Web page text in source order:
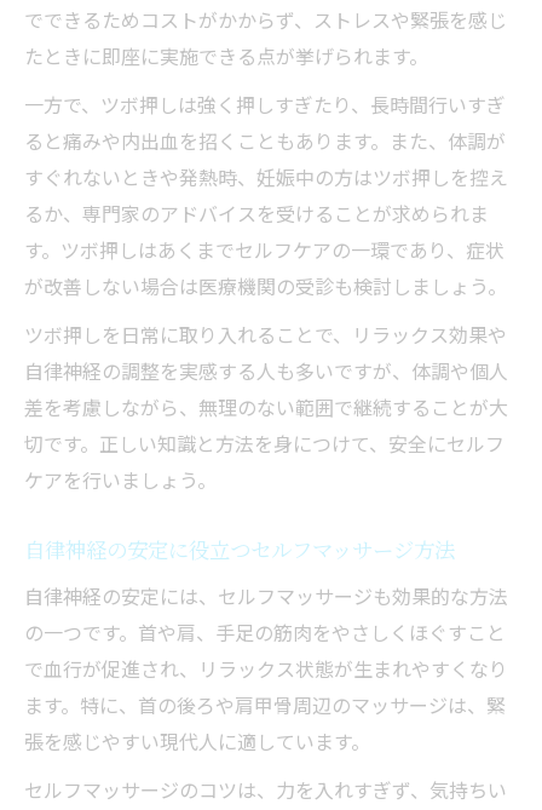
でできるためコストがかからず、ストレスや緊張を感じ
たときに即座に実施できる点が挙げられます。
一方で、ツボ押しは強く押しすぎたり、長時間行いすぎ
ると痛みや内出血を招くこともあります。また、体調が
すぐれないときや発熱時、妊娠中の方はツボ押しを控え
るか、専門家のアドバイスを受けることが求められま
す。ツボ押しはあくまでセルフケアの一環であり、症状
が改善しない場合は医療機関の受診も検討しましょう。
ツボ押しを日常に取り入れることで、リラックス効果や
自律神経の調整を実感する人も多いですが、体調や個人
差を考慮しながら、無理のない範囲で継続することが大
切です。正しい知識と方法を身につけて、安全にセルフ
ケアを行いましょう。
自律神経の安定に役立つセルフマッサージ方法
自律神経の安定には、セルフマッサージも効果的な方法
の一つです。首や肩、手足の筋肉をやさしくほぐすこと
で血行が促進され、リラックス状態が生まれやすくなり
ます。特に、首の後ろや肩甲骨周辺のマッサージは、緊
張を感じやすい現代人に適しています。
セルフマッサージのコツは、力を入れすぎず、気持ちい